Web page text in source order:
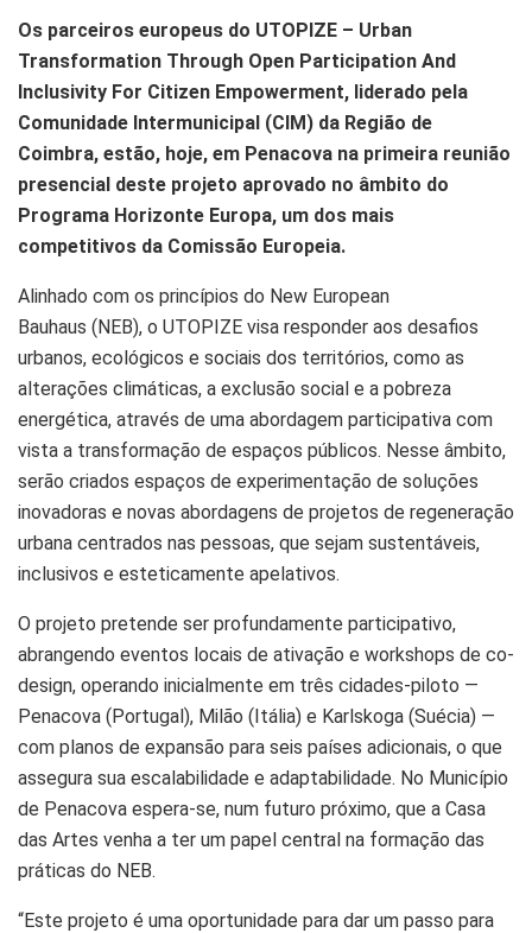
Os parceiros europeus do UTOPIZE – Urban
Transformation Through Open Participation And
Inclusivity For Citizen Empowerment, liderado pela
Comunidade Intermunicipal (CIM) da Região de
Coimbra, estão, hoje, em Penacova na primeira reunião
presencial deste projeto aprovado no âmbito do
Programa Horizonte Europa, um dos mais
competitivos da Comissão Europeia.
Alinhado com os princípios do New European
Bauhaus (NEB), o UTOPIZE visa responder aos desafios
urbanos, ecológicos e sociais dos territórios, como as
alterações climáticas, a exclusão social e a pobreza
energética, através de uma abordagem participativa com
vista a transformação de espaços públicos. Nesse âmbito,
serão criados espaços de experimentação de soluções
inovadoras e novas abordagens de projetos de regeneração
urbana centrados nas pessoas, que sejam sustentáveis,
inclusivos e esteticamente apelativos.
O projeto pretende ser profundamente participativo,
abrangendo eventos locais de ativação e workshops de co-
design, operando inicialmente em três cidades-piloto —
Penacova (Portugal), Milão (Itália) e Karlskoga (Suécia) —
com planos de expansão para seis países adicionais, o que
assegura sua escalabilidade e adaptabilidade. No Município
de Penacova espera-se, num futuro próximo, que a Casa
das Artes venha a ter um papel central na formação das
práticas do NEB.
“Este projeto é uma oportunidade para dar um passo para